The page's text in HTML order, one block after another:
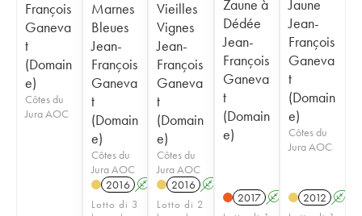
François
Ganeva
t
(Domain
e)
Côtes du
Jura AOC
Marnes
Bleues
Jean-
François
Ganeva
t
(Domain
e)
Côtes du
Jura AOC
2016 A K
Lotto di 3
Vieilles
Vignes
Jean-
François
Ganeva
t
(Domain
e)
Côtes du
Jura AOC
2016 A
Lotto di 2
Zaune à
Dédée
Jean-
François
Ganeva
t
(Domain
e)
2017 A K
Jaune
Jean-
François
Ganeva
t
(Domain
e)
Côtes du
Jura AOC
2012 A